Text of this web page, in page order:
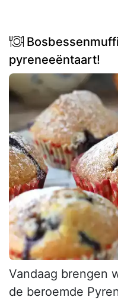
pyreneeëntaart!
Vandaag brengen
de beroemde